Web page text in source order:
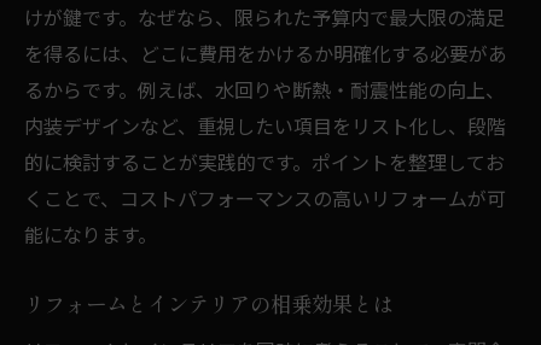
けが鍵です。なぜなら、限られた予算内で最大限の満足
を得るには、どこに費用をかけるか明確化する必要があ
るからです。例えば、水回りや断熱・耐震性能の向上、
内装デザインなど、重視したい項目をリスト化し、段階
的に検討することが実践的です。ポイントを整理してお
くことで、コストパフォーマンスの高いリフォームが可
能になります。
リフォームとインテリアの相乗効果とは